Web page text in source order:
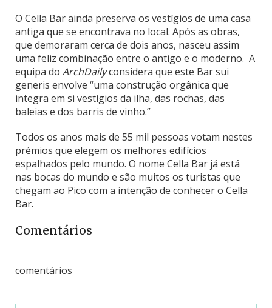
O Cella Bar ainda preserva os vestígios de uma casa
antiga que se encontrava no local. Após as obras,
que demoraram cerca de dois anos, nasceu assim
uma feliz combinação entre o antigo e o moderno. A
equipa do ArchDailyconsidera que este Bar sui
generis envolve “uma construção orgânica que
integra em si vestígios da ilha, das rochas, das
baleias e dos barris de vinho.”
Todos os anos mais de 55 mil pessoas votam nestes
prémios que elegem os melhores edifícios
espalhados pelo mundo. O nome Cella Bar já está
nas bocas do mundo e são muitos os turistas que
chegam ao Pico com a intenção de conhecer o Cella
Bar.
Comentários
comentários